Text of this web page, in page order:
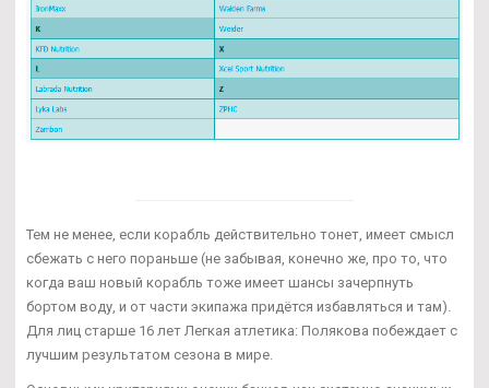
Тем не менее, если корабль действительно тонет, имеет смысл
сбежать с него пораньше (не забывая, конечно же, про то, что
когда ваш новый корабль тоже имеет шансы зачерпнуть
бортом воду, и от части экипажа придётся избавляться и там).
Для лиц старше 16 лет Легкая атлетика: Полякова побеждает с
лучшим результатом сезона в мире.